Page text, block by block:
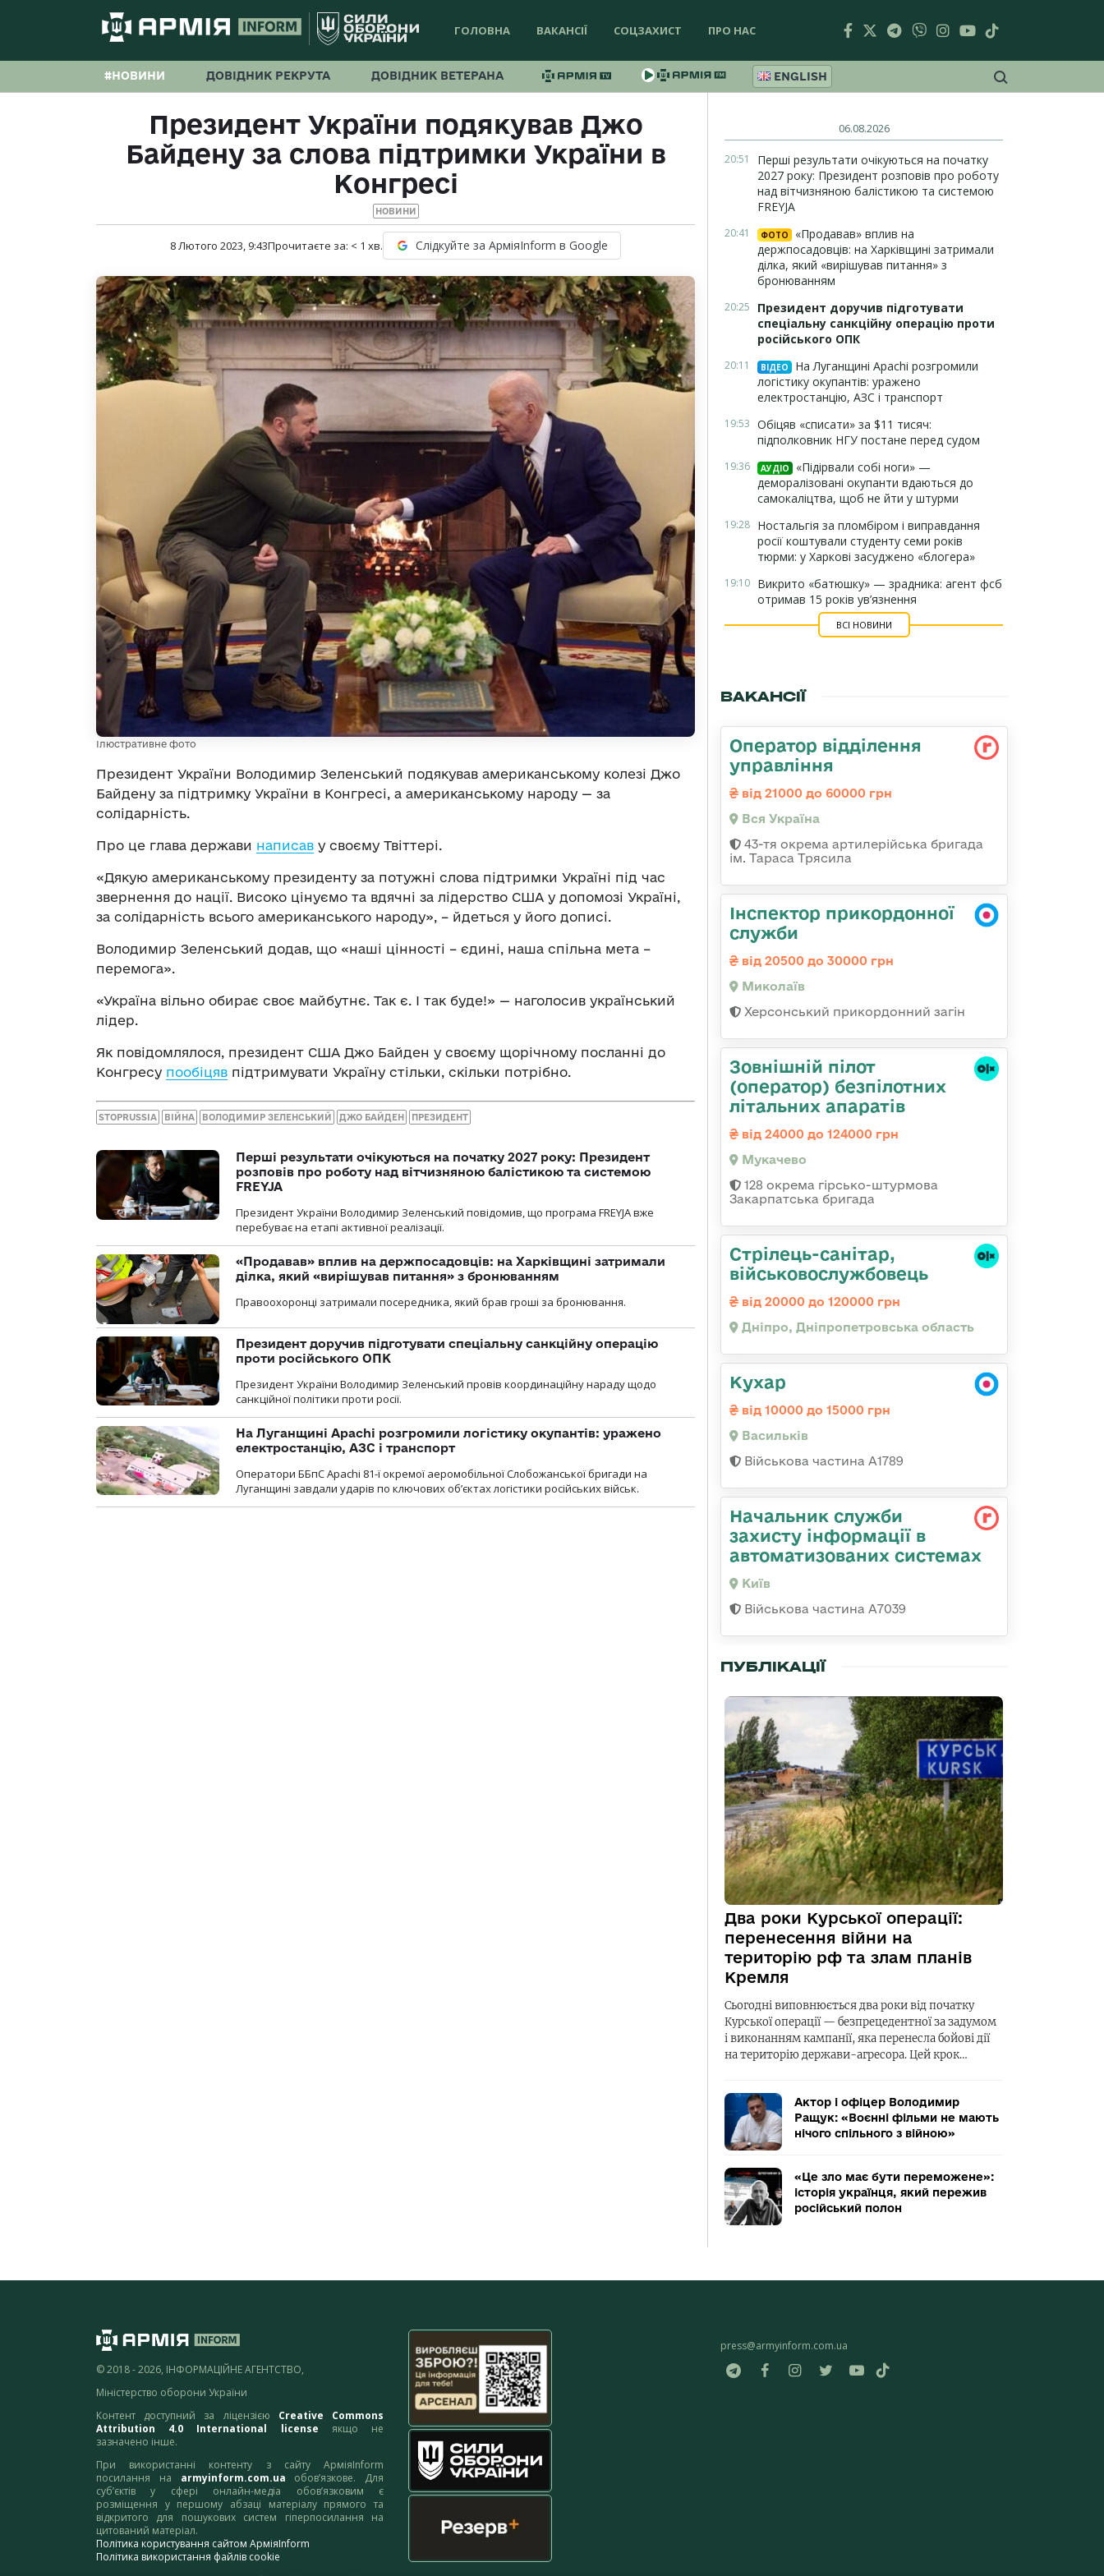
ГОЛОВНА ВАКАНСІЇ СОЦЗАХИСТ ПРО НАС
#НОВИНИ ДОВІДНИК РЕКРУТА ДОВІДНИК ВЕТЕРАНА ENGLISH
Президент України подякував Джо
Байдену за слова підтримки України в
Конгресі
НОВИНИ
8 Лютого 2023, 9:43Прочитаєте за: < 1 хв. Слідкуйте за АрміяInform в Google
Ілюстративне фото
Президент України Володимир Зеленський подякував американському колезі Джо
Байдену за підтримку України в Конгресі, а американському народу — за
солідарність.
Про це глава держави написав у своєму Твіттері.
«Дякую американському президенту за потужні слова підтримки Україні під час
звернення до нації. Високо цінуємо та вдячні за лідерство США у допомозі Україні,
за солідарність всього американського народу», – йдеться у його дописі.
Володимир Зеленський додав, що «наші цінності – єдині, наша спільна мета –
перемога».
«Україна вільно обирає своє майбутнє. Так є. І так буде!» — наголосив український
лідер.
Як повідомлялося, президент США Джо Байден у своєму щорічному посланні до
Конгресу пообіцяв підтримувати Україну стільки, скільки потрібно.
STOPRUSSIA ВІЙНА ВОЛОДИМИР ЗЕЛЕНСЬКИЙ ДЖО БАЙДЕН ПРЕЗИДЕНТ
Перші результати очікуються на початку 2027 року: Президент
розповів про роботу над вітчизняною балістикою та системою
FREYJA
Президент України Володимир Зеленський повідомив, що програма FREYJA вже
перебуває на етапі активної реалізації.
«Продавав» вплив на держпосадовців: на Харківщині затримали
ділка, який «вирішував питання» з бронюванням
Правоохоронці затримали посередника, який брав гроші за бронювання.
Президент доручив підготувати спеціальну санкційну операцію
проти російського ОПК
Президент України Володимир Зеленський провів координаційну нараду щодо
санкційної політики проти росії.
На Луганщині Apachi розгромили логістику окупантів: уражено
електростанцію, АЗС і транспорт
Оператори ББпС Apachi 81-ї окремої аеромобільної Слобожанської бригади на
Луганщині завдали ударів по ключових об’єктах логістики російських військ.
06.08.2026
20:51
Перші результати очікуються на початку
2027 року: Президент розповів про роботу
над вітчизняною балістикою та системою
FREYJA
20:41 ФОТО
«Продавав» вплив на
держпосадовців: на Харківщині затримали
ділка, який «вирішував питання» з
бронюванням
20:25
Президент доручив підготувати
спеціальну санкційну операцію проти
російського ОПК
20:11 ВІДЕО
На Луганщині Apachi розгромили
логістику окупантів: уражено
електростанцію, АЗС і транспорт
19:53 Обіцяв «списати» за $11 тисяч:
підполковник НГУ постане перед судом
19:36 АУДІО
«Підірвали собі ноги» —
деморалізовані окупанти вдаються до
самокаліцтва, щоб не йти у штурми
19:28 Ностальгія за пломбіром і виправдання
росії коштували студенту семи років
тюрми: у Харкові засуджено «блогера»
19:10 Викрито «батюшку» — зрадника: агент фсб
отримав 15 років ув’язнення
ВСІ НОВИНИ
ВАКАНСІЇ
Оператор відділення
управління
від 21000 до 60000 грн
Вся Україна
43-тя окрема артилерійська бригада
ім. Тараса Трясила
Інспектор прикордонної
служби
від 20500 до 30000 грн
Миколаїв
Херсонський прикордонний загін
Зовнішній пілот
(оператор) безпілотних
літальних апаратів
від 24000 до 124000 грн
Мукачево
128 окрема гірсько-штурмова
Закарпатська бригада
Стрілець-санітар,
військовослужбовець
від 20000 до 120000 грн
Дніпро, Дніпропетровська область
Кухар
від 10000 до 15000 грн
Васильків
Військова частина А1789
Начальник служби
захисту інформації в
автоматизованих системах
Київ
Військова частина А7039
ПУБЛІКАЦІЇ
Два роки Курської операції:
перенесення війни на
територію рф та злам планів
Кремля
Сьогодні виповнюється два роки від початку
Курської операції — безпрецедентної за задумом
і виконанням кампанії, яка перенесла бойові дії
на територію держави-агресора. Цей крок…
Актор і офіцер Володимир
Ращук: «Воєнні фільми не мають
нічого спільного з війною»
«Це зло має бути переможене»:
історія українця, який пережив
російський полон
© 2018 - 2026, ІНФОРМАЦІЙНЕ АГЕНТСТВО,
Міністерство оборони України
Контент доступний за ліцензією Creative Commons
Attribution 4.0 International license якщо не
зазначено інше.
При використанні контенту з сайту АрміяInform
посилання на armyinform.com.ua обов’язкове. Для
суб’єктів у сфері онлайн-медіа обов’язковим є
розміщення у першому абзаці матеріалу прямого та
відкритого для пошукових систем гіперпосилання на
цитований матеріал.
Політика користування сайтом АрміяInform
Політика використання файлів cookie
press@armyinform.com.ua